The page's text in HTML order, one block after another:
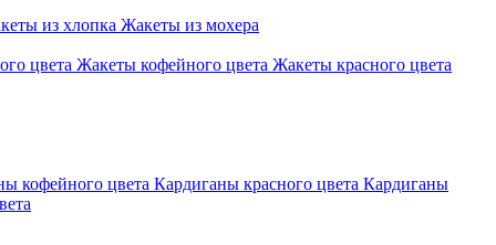
из хлопка Жакеты из мохера
цвета Жакеты кофейного цвета Жакеты красного цвета
кофейного цвета Кардиганы красного цвета Кардиганы